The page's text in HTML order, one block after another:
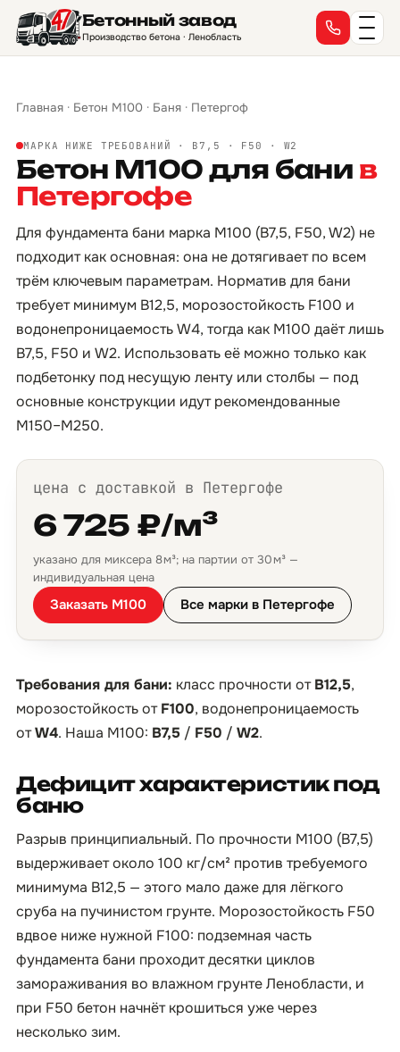
Бетонный завод
Производство бетона · Ленобласть
Главная · Бетон М100 · Баня · Петергоф
МАРКА НИЖЕ ТРЕБОВАНИЙ · B7,5 · F50 · W2
Бетон М100 для бани в
Петергофе
Для фундамента бани марка М100 (B7,5, F50, W2) не
подходит как основная: она не дотягивает по всем
трём ключевым параметрам. Норматив для бани
требует минимум B12,5, морозостойкость F100 и
водонепроницаемость W4, тогда как М100 даёт лишь
B7,5, F50 и W2. Использовать её можно только как
подбетонку под несущую ленту или столбы — под
основные конструкции идут рекомендованные
М150–М250.
цена с доставкой в Петергофе
6 725 ₽/м³
указано для миксера 8 м³; на партии от 30 м³ —
индивидуальная цена
Заказать М100 Все марки в Петергофе
Требования для бани: класс прочности отB12,5,
морозостойкость отF100, водонепроницаемость
отW4. Наша М100: B7,5 / F50 / W2.
Дефицит характеристик под
баню
Разрыв принципиальный. По прочности М100 (B7,5)
выдерживает около 100 кг/см² против требуемого
минимума B12,5 — этого мало даже для лёгкого
сруба на пучинистом грунте. Морозостойкость F50
вдвое ниже нужной F100: подземная часть
фундамента бани проходит десятки циклов
замораживания во влажном грунте Ленобласти, и
при F50 бетон начнёт крошиться уже через
несколько зим.